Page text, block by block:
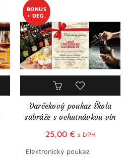
BONUS
+ DEG.
Darčekový poukaz Škola
sabráže s ochutnávkou vín
25,00 € s DPH
Elektronický poukaz